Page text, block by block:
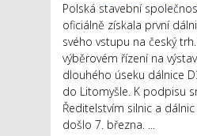
Polská stavební
oficiálně získala první
svého vstupu na český
výběrovém řízení na
dlouhého úseku dálnice
do Litomyšle. K podpisu
Ředitelstvím silnic a
došlo 7. března. ...